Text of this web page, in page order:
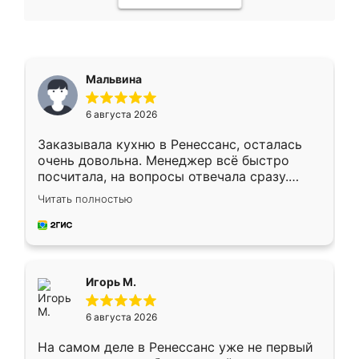
Мальвина
6 августа 2026
Заказывала кухню в Ренессанс, осталась
очень довольна. Менеджер всё быстро
посчитала, на вопросы отвечала сразу.
Замерщик приехал в субботу, подошёл к
делу со всей ответственностью. Собрали
за день, ребята работали аккуратно, даже
Читать полностью
Игорь М.
6 августа 2026
На самом деле в Ренессанс уже не первый